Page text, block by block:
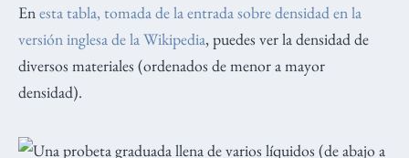
En esta tabla, tomada de la entrada sobre densidad en la
versión inglesa de la Wikipedia, puedes ver la densidad de
diversos materiales (ordenados de menor a mayor
densidad).